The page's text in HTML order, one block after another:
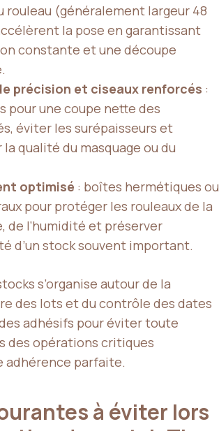
rouleau (généralement largeur 48
la pose en garantissant
constante et une découpe
précision et ciseaux renforcés :
pour une coupe nette des
éviter les surépaisseurs et
qualité du masquage ou du
optimisé : boîtes hermétiques ou
pour protéger les rouleaux de la
de l’humidité et préserver
d’un stock souvent important.
s’organise autour de la
des lots et du contrôle des dates
adhésifs pour éviter toute
des opérations critiques
adhérence parfaite.
à éviter lors